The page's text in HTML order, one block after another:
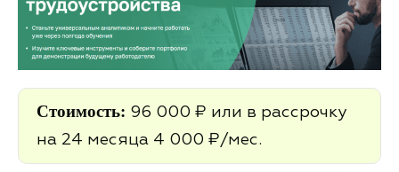
Стоимость: 96 000 ₽ или в рассрочку
на 24 месяца 4 000 ₽/мес.